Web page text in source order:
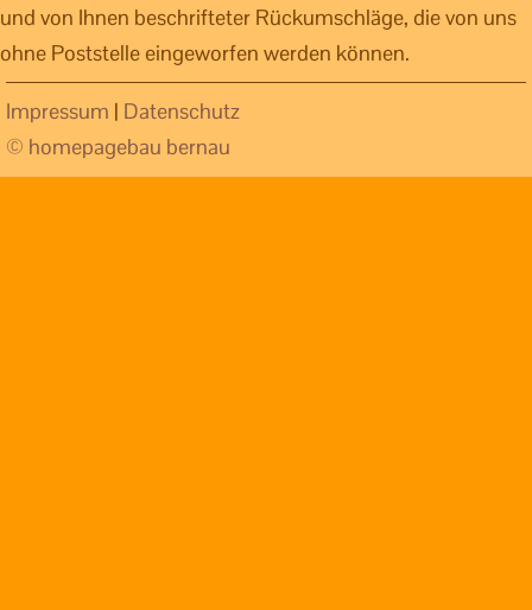
und von Ihnen beschrifteter Rückumschläge, die von uns
ohne Poststelle eingeworfen werden können.
Impressum | Datenschutz
© homepagebau bernau